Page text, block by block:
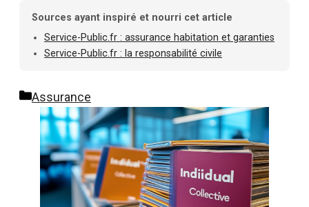
Sources ayant inspiré et nourri cet article
Service-Public.fr : assurance habitation et garanties
Service-Public.fr : la responsabilité civile
Catégories
Assurance